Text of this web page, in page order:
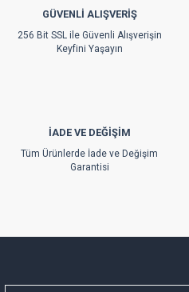
Ürün fiyatı diğer sitelerden daha
Bu ürüne benzer farklı alternatifler
GÜVENLİ ALIŞVERİŞ
256 Bit SSL ile Güvenli Alışverişin
Keyfini Yaşayın
İADE VE DEĞİŞİM
Tüm Ürünlerde İade ve Değişim
Garantisi